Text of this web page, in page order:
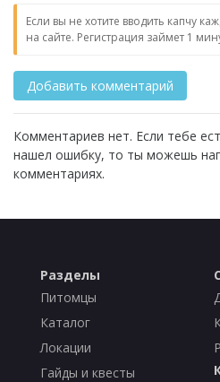
Если вы не хотите вводить капчу
на сайте. Регистрация займет 1
Комментариев нет. Если тебе
нашел ошибку, то ты можешь
комментариях.
Разделы
Питомцы
Каталог
Локации
Гайды и квесты